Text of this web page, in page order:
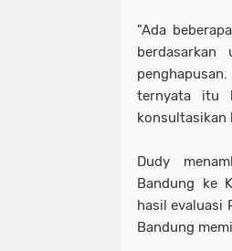
"Ada
berdasarkan
ternyata itu
konsultasikan
Dudy
Bandung ke
hasil evaluasi
Bandung